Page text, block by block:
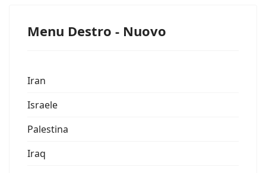
Menu Destro - Nuovo
Iran
Israele
Palestina
Iraq